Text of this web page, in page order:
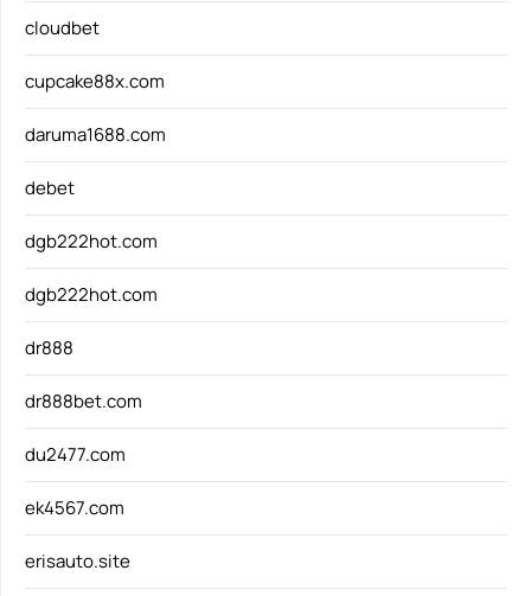
cloudbet
cupcake88x.com
daruma1688.com
debet
dgb222hot.com
dgb222hot.com
dr888
dr888bet.com
du2477.com
ek4567.com
erisauto.site